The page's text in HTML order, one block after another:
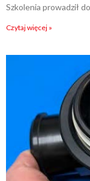
Szkolenia prowadził
Czytaj więcej »